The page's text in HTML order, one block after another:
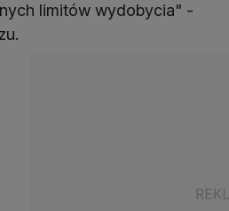
limitów wydobycia" -